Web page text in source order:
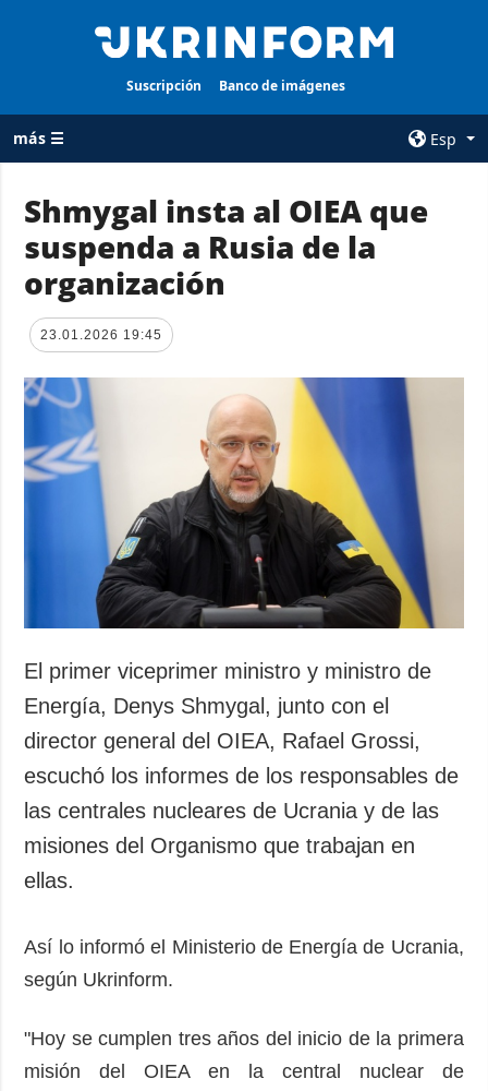
Suscripción Banco de imágenes
más ☰
Esp
TODAS LAS
CATEGORÍAS
Guerra
Reconstrucción
Política
Economía
Defensa
Sociedad y
Cultura
Deportes
Crimen
Desastres y
AGENCIA
servicios
Política de
privacidad y
protección de
datos personales
ADICIONAL
Podcasts
Publicaciones
Entrevistas
Fotos
Video
SERVICIOS
Suscripción
Banco de
imágenes
Shmygal insta al OIEA que
suspenda a Rusia de la
organización
23.01.2026 19:45
El primer viceprimer ministro y ministro de
Energía, Denys Shmygal, junto con el
director general del OIEA, Rafael Grossi,
escuchó los informes de los responsables de
las centrales nucleares de Ucrania y de las
misiones del Organismo que trabajan en
ellas.
Así lo informó el Ministerio de Energía de Ucrania,
según Ukrinform.
"Hoy se cumplen tres años del inicio de la primera
misión del OIEA en la central nuclear de